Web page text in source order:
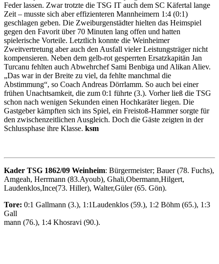
Feder lassen. Zwar trotzte die TSG IT auch dem SC Käfertal lange
Zeit – musste sich aber effizienteren Mannheimern 1:4 (0:1)
geschlagen geben. Die Zweiburgenstädter hielten das Heimspiel
gegen den Favorit über 70 Minuten lang offen und hatten
spielerische Vorteile. Letztlich konnte die Weinheimer
Zweitvertretung aber auch den Ausfall vieler Leistungsträger nicht
kompensieren. Neben dem gelb-rot gesperrten Ersatzkapitän Jan
Turcanu fehlten auch Abwehrchef Sami Benbiga und Alikan Aliev.
„Das war in der Breite zu viel, da fehlte manchmal die
Abstimmung“, so Coach Andreas Dörrlamm. So auch bei einer
frühen Unachtsamkeit, die zum 0:1 führte (3.). Vorher ließ die TSG
schon nach wenigen Sekunden einen Hochkaräter liegen. Die
Gastgeber kämpften sich ins Spiel, ein Freistoß-Hammer sorgte für
den zwischenzeitlichen Ausgleich. Doch die Gäste zeigten in der
Schlussphase ihre Klasse. ksm
Kader TSG 1862/09 Weinheim: Bürgermeister; Bauer (78. Fuchs),
Amgeah, Herrmann (83.Ayoub), Ghali,Obermann,Hilgert,
Laudenklos,Ince(73. Hiller), Walter,Güler (65. Gön).
Tore: 0:1 Gallmann (3.), 1:1Laudenklos (59.), 1:2 Böhm (65.), 1:3
Gall­
mann (76.), 1:4 Khosravi (90.).